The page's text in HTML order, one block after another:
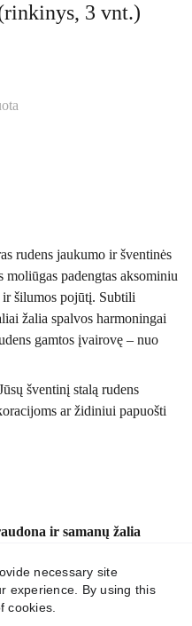
3 vnt.)
rudens jaukumo ir šventinės
padengtas aksominiu
šilumos pojūtį. Subtili
žalia spalvos harmoningai
gamtos įvairovę – nuo
šventinį stalą rudens
ar židiniui papuošti
ir samanų žalia
necessary site
experience. By using this
cookies.